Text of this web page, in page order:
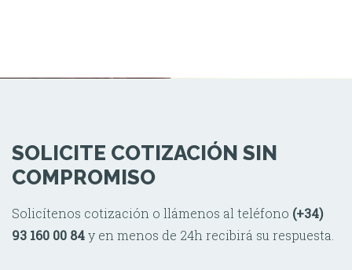
SOLICITE COTIZACIÓN SIN
COMPROMISO
Solicítenos cotización o llámenos al teléfono (+34)
93 160 00 84y en menos de 24h recibirá su respuesta.